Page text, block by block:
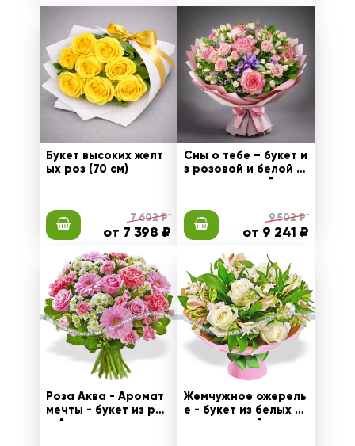
Букет высоких желт
ых роз (70 см)
7 602 ₽
от 7 398 ₽
Сны о тебе – букет и
з розовой и белой р
озы с эустомой
9 502 ₽
от 9 241 ₽
Роза Аква - Аромат
мечты - букет из роз
ы Аква и гвоздик
Жемчужное ожерель
е - букет из белых а
льстромерий и роз